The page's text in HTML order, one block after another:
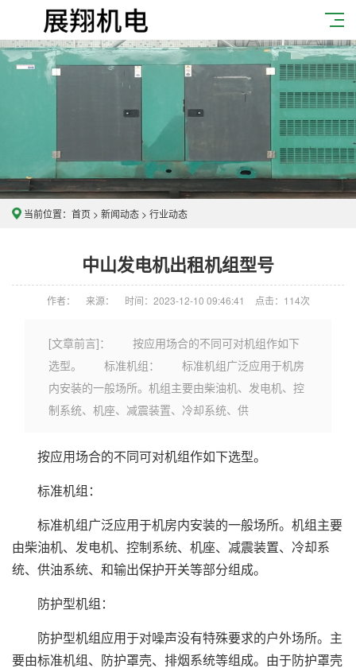
当前位置： 首页 > 新闻动态 > 行业动态
中山发电机出租机组型号
作者： 来源： 时间：2023-12-10 09:46:41 点击： 114次
[文章前言]： 按应用场合的不同可对机组作如下
选型。 标准机组： 标准机组广泛应用于机房
内安装的一般场所。机组主要由柴油机、发电机、控
制系统、机座、减震装置、冷却系统、供
按应用场合的不同可对机组作如下选型。
标准机组：
标准机组广泛应用于机房内安装的一般场所。机组主要
由柴油机、发电机、控制系统、机座、减震装置、冷却系
统、供油系统、和输出保护开关等部分组成。
防护型机组：
防护型机组应用于对噪声没有特殊要求的户外场所。主
要由标准机组、防护罩壳、排烟系统等组成。由于防护罩壳